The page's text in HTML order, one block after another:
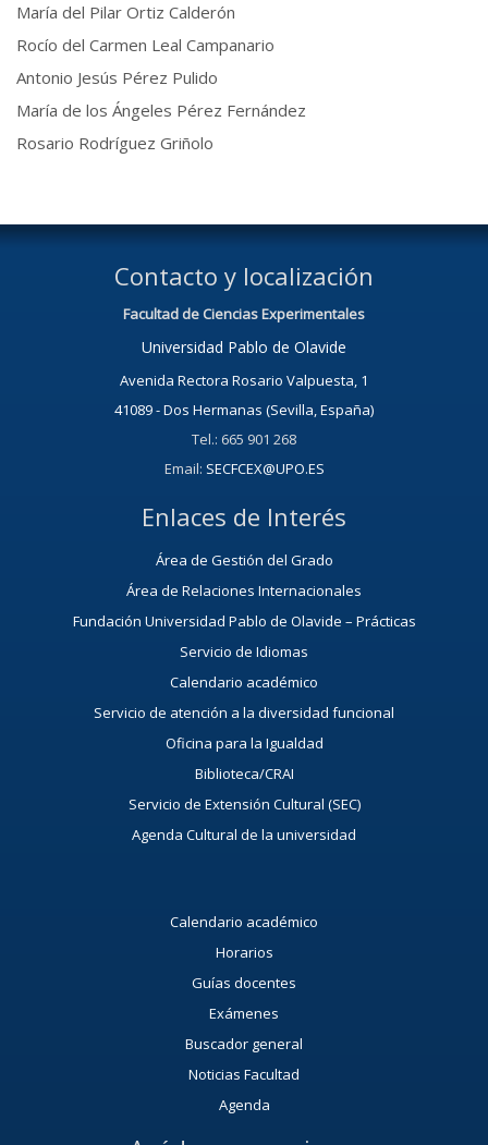
María del Pilar Ortiz Calderón
Rocío del Carmen Leal Campanario
Antonio Jesús Pérez Pulido
María de los Ángeles Pérez Fernández
Rosario Rodríguez Griñolo
Contacto y localización
Facultad de Ciencias Experimentales
Universidad Pablo de Olavide
Avenida Rectora Rosario Valpuesta, 1
41089 - Dos Hermanas (Sevilla, España)
Tel.: 665 901 268
Email: SECFCEX@UPO.ES
Enlaces de Interés
Área de Gestión del Grado
Área de Relaciones Internacionales
Fundación Universidad Pablo de Olavide – Prácticas
Servicio de Idiomas
Calendario académico
Servicio de atención a la diversidad funcional
Oficina para la Igualdad
Biblioteca/CRAI
Servicio de Extensión Cultural (SEC)
Agenda Cultural de la universidad
Calendario académico
Horarios
Guías docentes
Exámenes
Buscador general
Noticias Facultad
Agenda